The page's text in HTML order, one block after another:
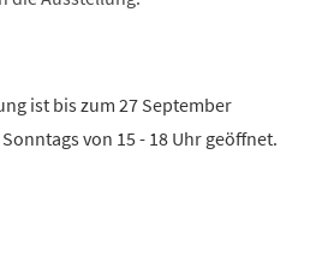
ist bis zum 27 September
von 15 - 18 Uhr geöffnet.